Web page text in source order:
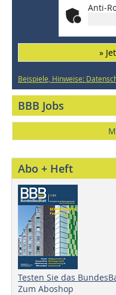
Anti-
»
Beispiele, Hinweise:
BBB Jobs
Abo + Heft
Testen Sie das
Zum Aboshop